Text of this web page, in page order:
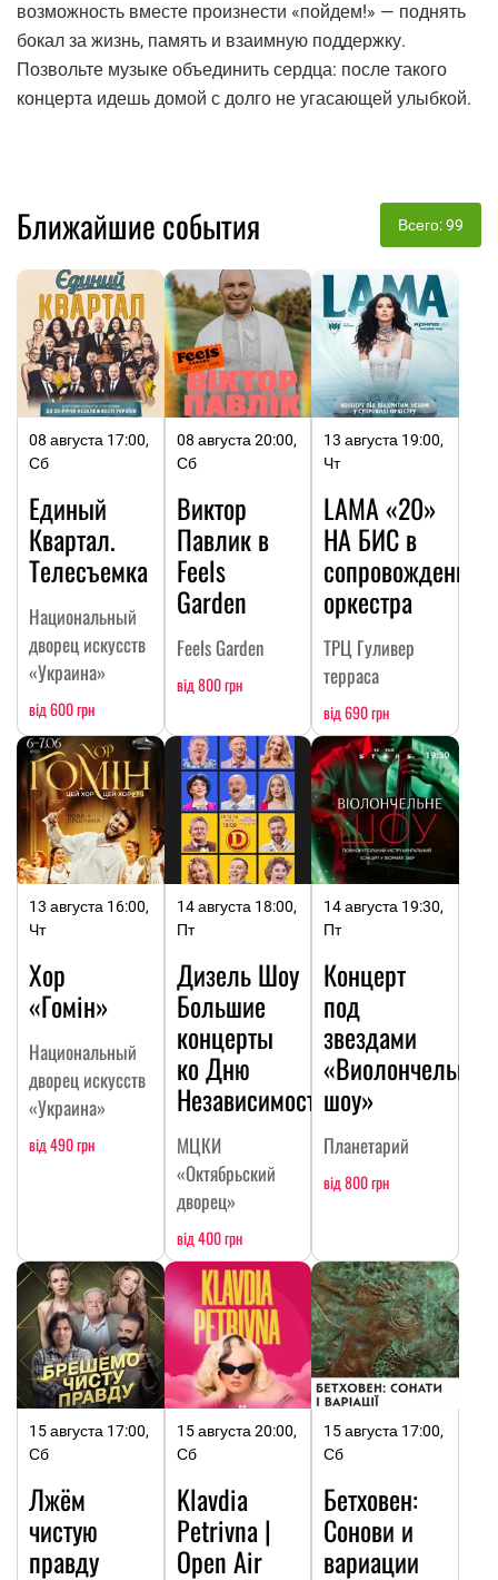
возможность вместе произнести «пойдем!» — поднять
бокал за жизнь, память и взаимную поддержку.
Позвольте музыке объединить сердца: после такого
концерта идешь домой с долго не угасающей улыбкой.
Ближайшие события Всего: 99
08 августа 17:00,
Сб
Единый
Квартал.
Телесъемка
Национальный
дворец искусств
«Украина»
від 600 грн
08 августа 20:00,
Сб
Виктор
Павлик в
Feels
Garden
Feels Garden
від 800 грн
13 августа 19:00,
Чт
LAMA «20»
НА БИC в
сопровождении
оркестра
ТРЦ Гуливер
терраса
від 690 грн
13 августа 16:00,
Чт
Хор
«Гомін»
Национальный
дворец искусств
«Украина»
від 490 грн
14 августа 18:00,
Пт
Дизель Шоу
Большие
концерты
ко Дню
Независимости
МЦКИ
«Октябрьский
дворец»
від 400 грн
14 августа 19:30,
Пт
Концерт
под
звездами
«Виолончельное
шоу»
Планетарий
від 800 грн
15 августа 17:00,
Сб
Лжём
чистую
правду
15 августа 20:00,
Сб
Klavdia
Petrivna |
Open Air
15 августа 17:00,
Сб
Бетховен:
Сонови и
вариации